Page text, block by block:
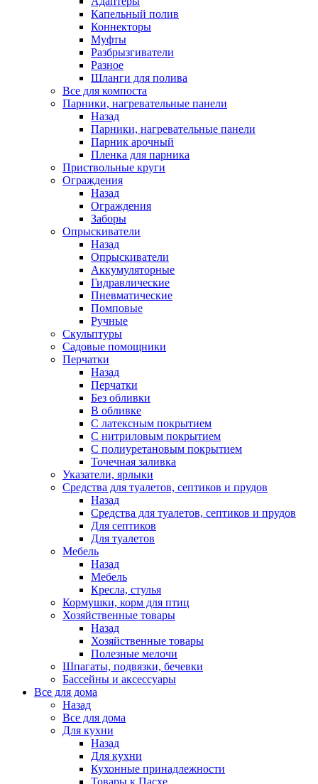
Капельный полив
Коннекторы
Муфты
Разбрызгиватели
Разное
Шланги для полива
Все для компоста
Парники, нагревательные панели
Назад
Парники, нагревательные панели
Парник арочный
Пленка для парника
Приствольные круги
Ограждения
Назад
Ограждения
Заборы
Опрыскиватели
Назад
Опрыскиватели
Аккумуляторные
Гидравлические
Пневматические
Помповые
Ручные
Скульптуры
Садовые помощники
Перчатки
Назад
Перчатки
Без обливки
В обливке
С латексным покрытием
С нитриловым покрытием
С полиуретановым покрытием
Точечная заливка
Указатели, ярлыки
Средства для туалетов, септиков и прудов
Назад
Средства для туалетов, септиков и прудов
Для септиков
Для туалетов
Мебель
Назад
Мебель
Кресла, стулья
Кормушки, корм для птиц
Хозяйственные товары
Назад
Хозяйственные товары
Полезные мелочи
Шпагаты, подвязки, бечевки
Бассейны и аксессуары
Все для дома
Назад
Все для дома
Для кухни
Назад
Для кухни
Кухонные принадлежности
Товары к Пасхе